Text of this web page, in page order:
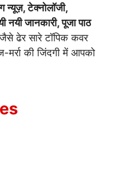
न्यूज़, टेक्नोलॉजी,
नयी जानकारी, पूजा पाठ
ढेर सारे टॉपिक कवर
की जिंदगी में आपको